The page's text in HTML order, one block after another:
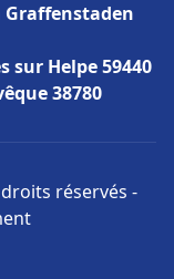
sur Helpe 59440
38780
réservés -